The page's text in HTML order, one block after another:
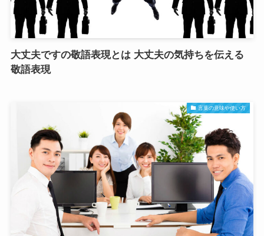
大丈夫ですの敬語表現とは 大丈夫の気持ちを伝える
敬語表現
言葉の意味や使い方